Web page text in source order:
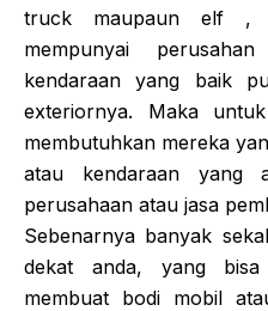
truck maupaun elf ,
mempunyai
kendaraan yang baik
exteriornya. Maka
membutuhkan mereka
atau kendaraan yang
perusahaan atau jasa
Sebenarnya banyak
dekat anda, yang
membuat bodi mobil